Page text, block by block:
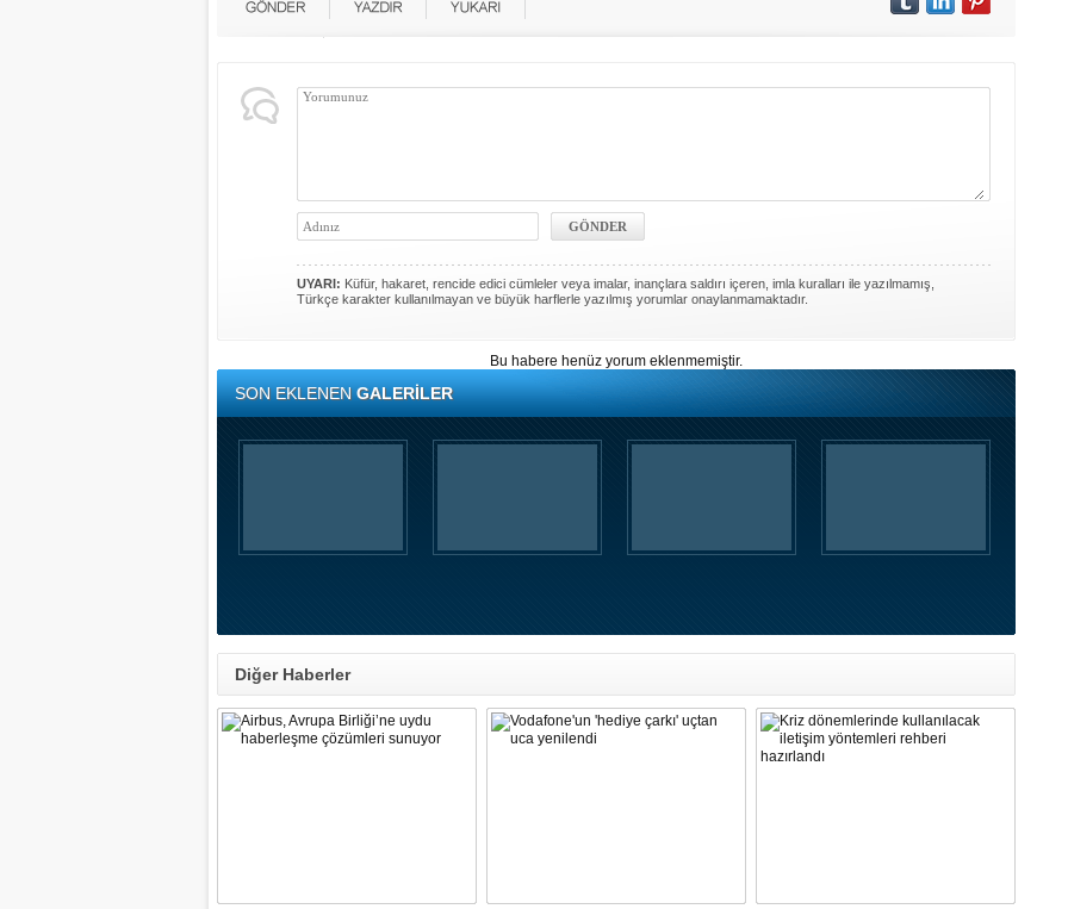
UYARI: Küfür, hakaret, rencide edici cümleler veya imalar, inançlara saldırı içeren, imla kuralları ile yazılmamış,
Türkçe karakter kullanılmayan ve büyük harflerle yazılmış yorumlar onaylanmamaktadır.
Bu habere henüz yorum eklenmemiştir.
SON EKLENENGALERİLER
Diğer Haberler